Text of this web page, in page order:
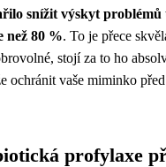
snížit výskyt problémů
než 80 %. To je přece
stojí za to ho
ochránit vaše miminko
profylaxe